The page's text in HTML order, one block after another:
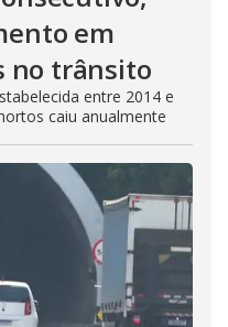
em
no trânsito
entre 2014 e
caiu anualmente